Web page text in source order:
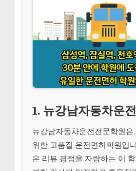
1. 뉴강남자동차운
뉴강남자동차운전전문학원은
위한 고품질 운전면허학원입
은 리뷰 평점을 자랑하는 이